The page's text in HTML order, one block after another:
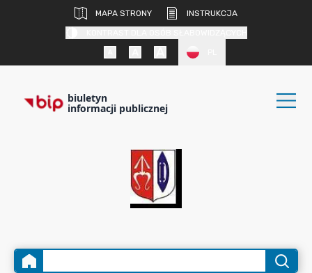
MAPA STRONY
INSTRUKCJA
biuletyn
informacji publicznej